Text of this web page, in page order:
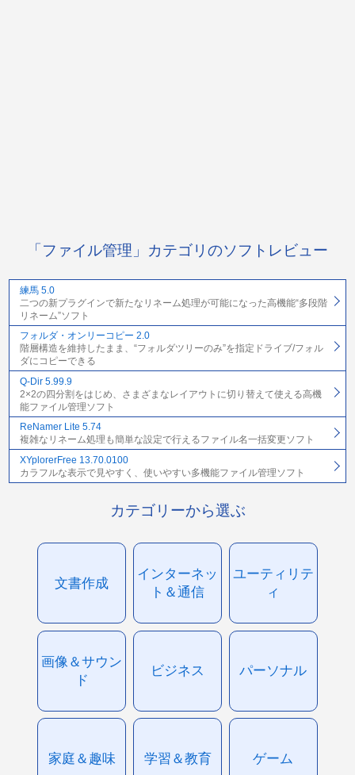
「ファイル管理」カテゴリのソフトレビュー
練馬 5.0
二つの新プラグインで新たなリネーム処理が可能になった高機能“多段階
リネーム”ソフト
フォルダ・オンリーコピー 2.0
階層構造を維持したまま、“フォルダツリーのみ”を指定ドライブ/フォル
ダにコピーできる
Q-Dir 5.99.9
2×2の四分割をはじめ、さまざまなレイアウトに切り替えて使える高機
能ファイル管理ソフト
ReNamer Lite 5.74
複雑なリネーム処理も簡単な設定で行えるファイル名一括変更ソフト
XYplorerFree 13.70.0100
カラフルな表示で見やすく、使いやすい多機能ファイル管理ソフト
カテゴリーから選ぶ
文書作成
インターネッ
ト＆通信
ユーティリテ
ィ
画像＆サウン
ド
ビジネス パーソナル
家庭＆趣味 学習＆教育 ゲーム